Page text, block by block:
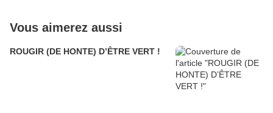
Vous aimerez aussi
ROUGIR (DE HONTE) D’ÊTRE VERT !